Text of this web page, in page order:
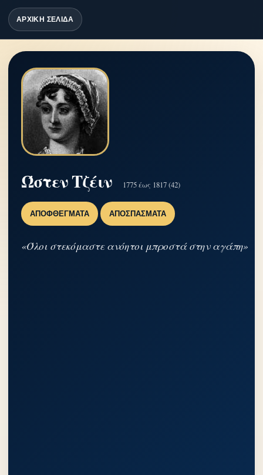
ΑΡΧΙΚΗ ΣΕΛΙΔΑ
Ώστεν Τζέιν 1775 έως 1817 (42)
ΑΠΟΦΘΈΓΜΑΤΑ ΑΠΟΣΠΆΣΜΑΤΑ
«Όλοι στεκόμαστε ανόητοι μπροστά στην αγάπη»